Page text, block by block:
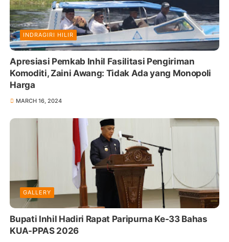
INDRAGIRI HILIR
Apresiasi Pemkab Inhil Fasilitasi Pengiriman
Komoditi, Zaini Awang: Tidak Ada yang Monopoli
Harga
MARCH 16, 2024
GALLERY
Bupati Inhil Hadiri Rapat Paripurna Ke-33 Bahas
KUA-PPAS 2026